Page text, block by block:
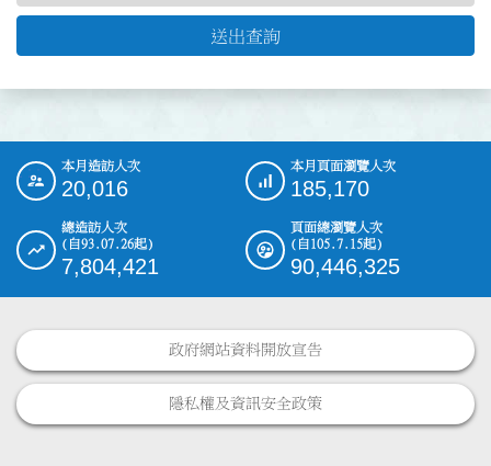
送出查詢
::: 本月造訪人次
20,016
本月頁面瀏覽人次
185,170
總造訪人次
(自93.07.26起)
7,804,421
頁面總瀏覽人次
(自105.7.15起)
90,446,325
政府網站資料開放宣告
隱私權及資訊安全政策